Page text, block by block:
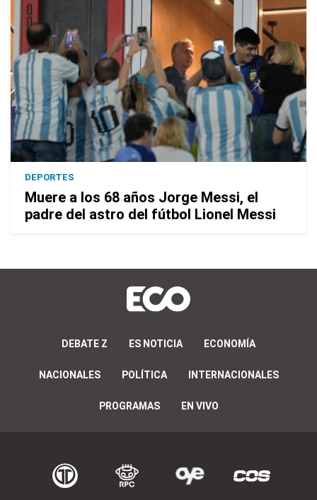
DEPORTES
Muere a los 68 años Jorge Messi, el
padre del astro del fútbol Lionel Messi
DEBATE Z ES NOTICIA ECONOMÍA
NACIONALES POLÍTICA INTERNACIONALES
PROGRAMAS EN VIVO